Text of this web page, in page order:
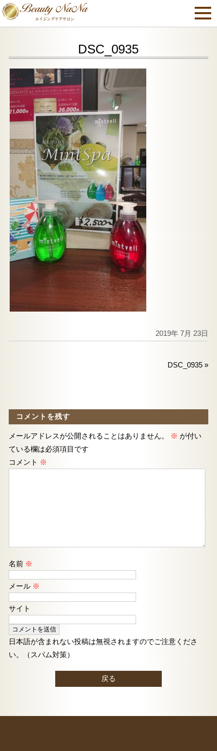
DSC_0935
2019年 7月 23日
DSC_0935 »
コメントを残す
メールアドレスが公開されることはありません。 ※ が付い
ている欄は必須項目です
コメント ※
名前 ※
メール ※
サイト
日本語が含まれない投稿は無視されますのでご注意くださ
い。（スパム対策）
戻る